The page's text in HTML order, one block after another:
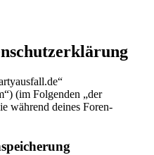
(im Folgenden „der
während deines Foren-